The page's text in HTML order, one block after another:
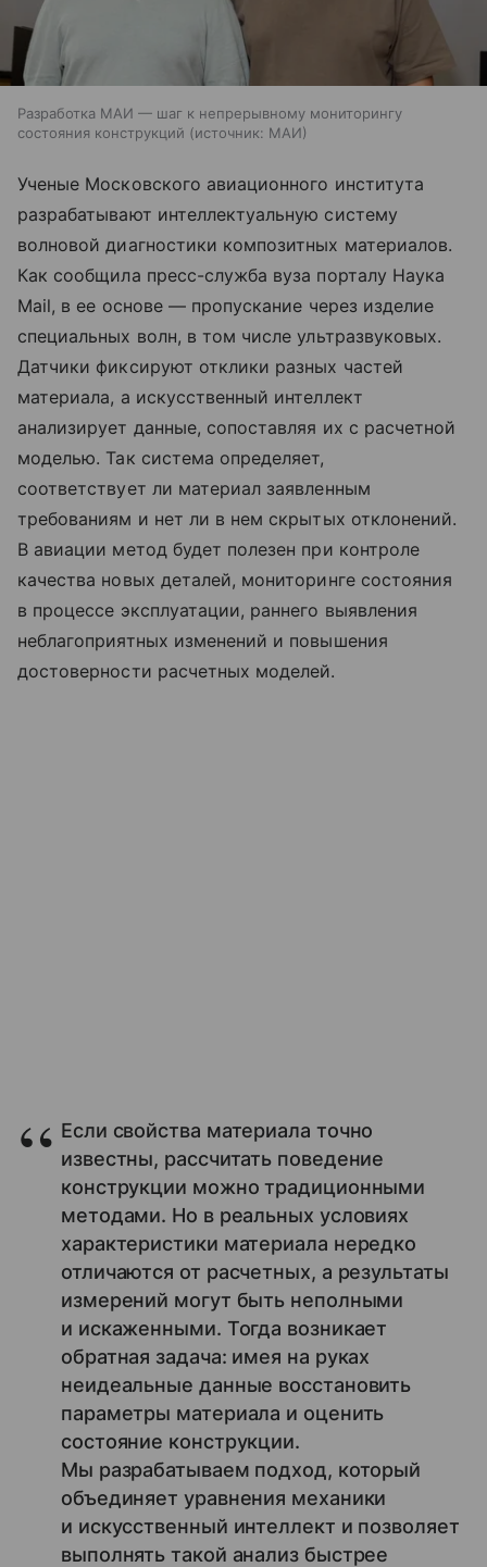
Разработка МАИ — шаг к непрерывному мониторингу
состояния конструкций
источник: МАИ
Ученые Московского авиационного института
разрабатывают интеллектуальную систему
волновой диагностики композитных материалов.
Как сообщила пресс-служба вуза порталу Наука
Mail, в ее основе — пропускание через изделие
специальных волн, в том числе ультразвуковых.
Датчики фиксируют отклики разных частей
материала, а искусственный интеллект
анализирует данные, сопоставляя их с расчетной
моделью. Так система определяет,
соответствует ли материал заявленным
требованиям и нет ли в нем скрытых отклонений.
В авиации метод будет полезен при контроле
качества новых деталей, мониторинге состояния
в процессе эксплуатации, раннего выявления
неблагоприятных изменений и повышения
достоверности расчетных моделей.
Если свойства материала точно
известны, рассчитать поведение
конструкции можно традиционными
методами. Но в реальных условиях
характеристики материала нередко
отличаются от расчетных, а результаты
измерений могут быть неполными
и искаженными. Тогда возникает
обратная задача: имея на руках
неидеальные данные восстановить
параметры материала и оценить
состояние конструкции.
Мы разрабатываем подход, который
объединяет уравнения механики
и искусственный интеллект и позволяет
выполнять такой анализ быстрее